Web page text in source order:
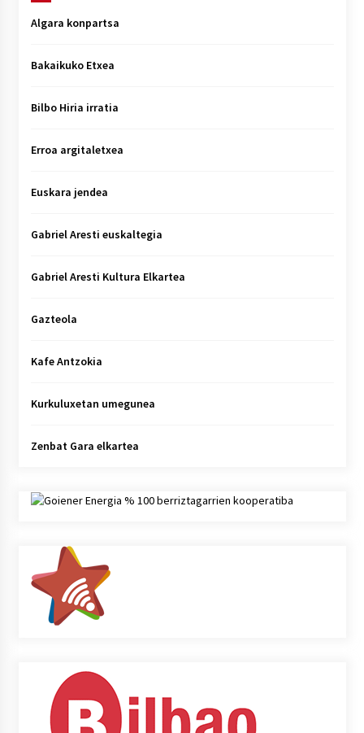
Algara konpartsa
Bakaikuko Etxea
Bilbo Hiria irratia
Erroa argitaletxea
Euskara jendea
Gabriel Aresti euskaltegia
Gabriel Aresti Kultura Elkartea
Gazteola
Kafe Antzokia
Kurkuluxetan umegunea
Zenbat Gara elkartea